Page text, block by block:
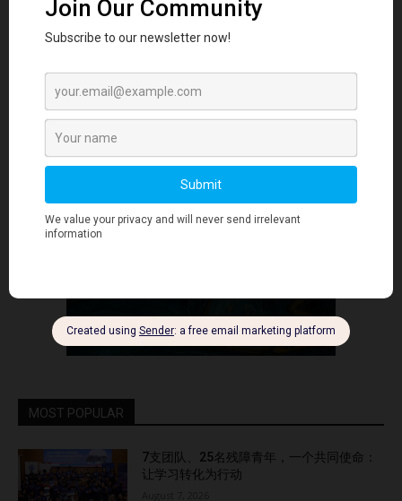
庆祝社区成员的优秀贡献，这可以激励更多人参与并分享见
解。 通过举办比赛、挑战或主题讨论，鼓励成员分享他们的
间的纽带，培养团结感。 第六条建议：分析并优化社区增长
的内容策略 内容优化专家Ron Sela强调，持续分析和优化内
容策略是在线社区增长和成功的关键。定期监测关键指标，如
参与率、流量来源和用户反馈，可以评估内容的有效性并识别
改进领域。 利用分析工具深入了解哪些内容形式、主题和分
发渠道最能引起受众的共鸣。根据这些数据优化内容策略并分
配资源，确保持续提供符合社区成员需求和偏好的内容。 此
的在线社区需要制定战略性内容创作和参与策略。通过遵循这
些专家建议，您可以创建有价值且吸引人的内容，与目标受众
建立联系，培养社区意识，并鼓励积极参与和贡献。 首先，
此，要保持开放心态，接受反馈，跟上新兴趋势，并始终致力
于提供增值内容，以改善社区成员的生活。 此外，请记住，
一个成功的在线社区依赖于能够与成员产生共鸣的内容，使他
们感到参与其中并受到重视。通过关注成员需求和兴趣，您可
社交媒体互动
- Advertisment -
MOST POPULAR
7支团队、25名残障青年，一个共同使命：
让学习转化为行动